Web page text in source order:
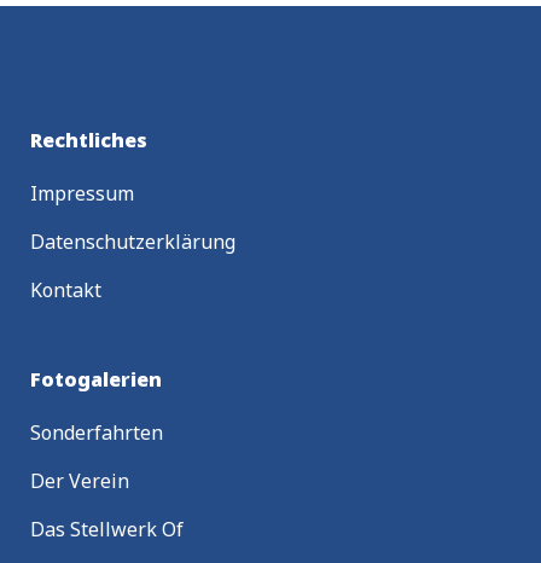
Rechtliches
Impressum
Datenschutzerklärung
Kontakt
Fotogalerien
Sonderfahrten
Der Verein
Das Stellwerk Of